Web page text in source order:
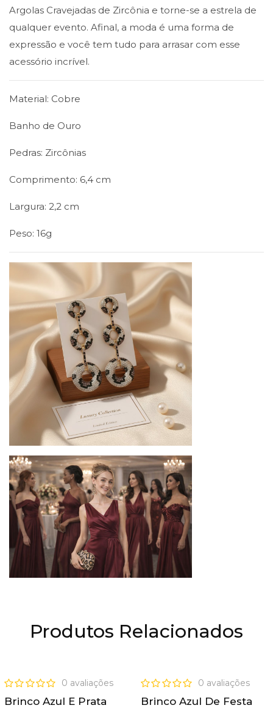
Argolas Cravejadas de Zircônia e torne-se a estrela de
qualquer evento. Afinal, a moda é uma forma de
expressão e você tem tudo para arrasar com esse
acessório incrível.
Material: Cobre
Banho de Ouro
Pedras: Zircônias
Comprimento: 6,4 cm
Largura: 2,2 cm
Peso: 16g
Produtos Relacionados
OFERTA
0 avaliações
Brinco Azul E Prata
OFERTA
0 avaliações
Brinco Azul De Festa